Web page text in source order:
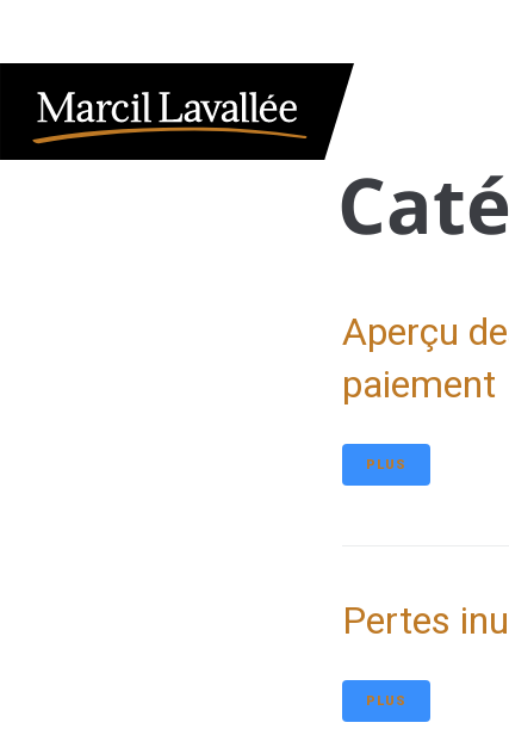
À PROPOS NOS SERVICES
Aperçu
paiement
PLUS
Pertes
PLUS